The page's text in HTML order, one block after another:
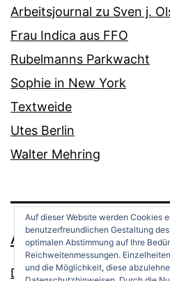
Arbeitsjournal zu Sven j.
Frau Indica aus FFO
Rubelmanns Parkwacht
Sophie in New York
Textweide
Utes Berlin
Walter Mehring
ANDREAS
Datenschutz
Auf dieser Website werden Cookies
benutzerfreundlichen Gestaltung
optimalen Abstimmung auf Ihre
Reichweitenmessungen.
und die Möglichkeit, diese